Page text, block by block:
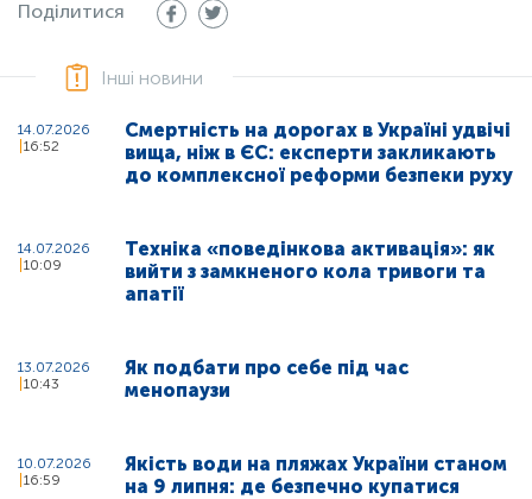
Поділитися
Інші новини
14.07.2026
16:52
Смертність на дорогах в Україні удвічі
вища, ніж в ЄС: експерти закликають
до комплексної реформи безпеки руху
14.07.2026
10:09
Техніка «поведінкова активація»: як
вийти з замкненого кола тривоги та
апатії
13.07.2026
10:43
Як подбати про себе під час
менопаузи
10.07.2026
16:59
Якість води на пляжах України станом
на 9 липня: де безпечно купатися